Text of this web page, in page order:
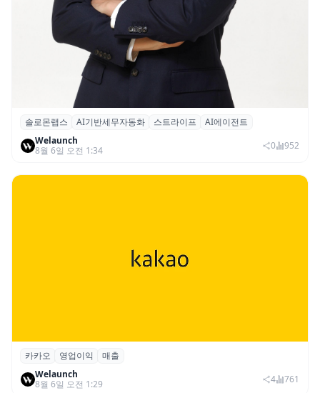
솔로몬랩스, 스트라이프 출신 이창헌 영입…
절세 전략 AI 에이전트 개발 본격화
솔로몬랩스 AI기반세무자동화 스트라이프
AI에이전트
Welaunch
8월 6일 오전 1:34
0 952
카카오, 2026년 2분기 매출 2조985억·영업
이익 2770억…역대 분기 최대
카카오 영업이익
매출
Welaunch
8월 6일 오전 1:29
4 761